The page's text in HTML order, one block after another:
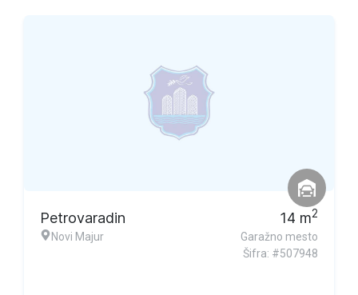
Petrovaradin
Novi Majur
14 m2
Garažno mesto
Šifra: #507948